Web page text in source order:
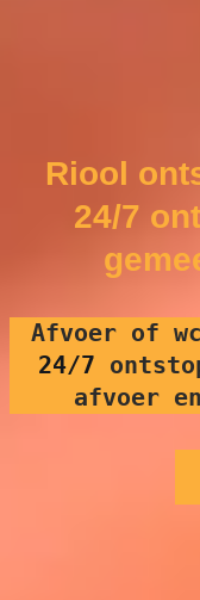
Riool
24/7
Afvoer of
24/7
afvoer